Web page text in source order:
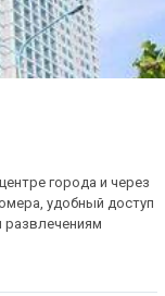
города и через
удобный доступ
развлечениям